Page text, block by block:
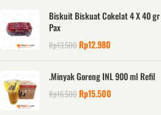
Biskuit Biskuat Cokelat 4 X 40
Pax
Rp13.500Rp12.980
.Minyak Goreng INL 900 ml Refil
Rp16.500Rp15.500